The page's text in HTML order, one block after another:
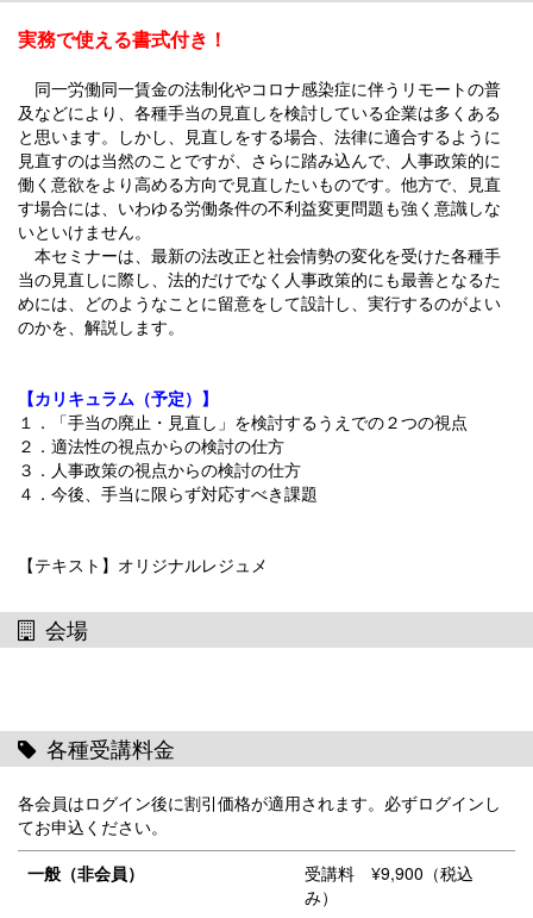
実務で使える書式付き！
同一労働同一賃金の法制化やコロナ感染症に伴うリモートの普
及などにより、各種手当の見直しを検討している企業は多くある
と思います。しかし、見直しをする場合、法律に適合するように
見直すのは当然のことですが、さらに踏み込んで、人事政策的に
働く意欲をより高める方向で見直したいものです。他方で、見直
す場合には、いわゆる労働条件の不利益変更問題も強く意識しな
いといけません。
本セミナーは、最新の法改正と社会情勢の変化を受けた各種手
当の見直しに際し、法的だけでなく人事政策的にも最善となるた
めには、どのようなことに留意をして設計し、実行するのがよい
のかを、解説します。
【カリキュラム（予定）】
１．「手当の廃止・見直し」を検討するうえでの２つの視点
２．適法性の視点からの検討の仕方
３．人事政策の視点からの検討の仕方
４．今後、手当に限らず対応すべき課題
【テキスト】オリジナルレジュメ
会場
各種受講料金
各会員はログイン後に割引価格が適用されます。必ずログインし
てお申込ください。
一般（非会員）
受講料 ¥9,900（税込
み）